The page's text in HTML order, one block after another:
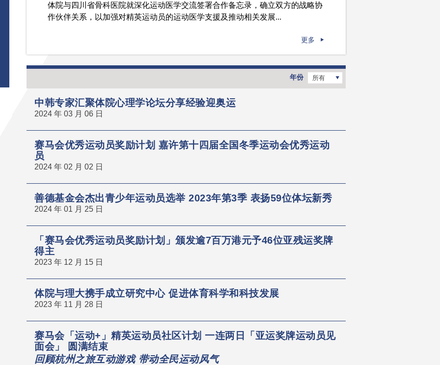
体院与四川省骨科医院就深化运动医学交流签署合作备忘录，确立双方的战略协
作伙伴关系，以加强对精英运动员的运动医学支援及推动相关发展...
更多
年份 所有
中韩专家汇聚体院心理学论坛分享经验迎奥运
2024 年 03 月 06 日
赛马会优秀运动员奖励计划 嘉许第十四届全国冬季运动会优秀运动
员
2024 年 02 月 02 日
善德基金会杰出青少年运动员选举 2023年第3季 表扬59位体坛新秀
2024 年 01 月 25 日
「赛马会优秀运动员奖励计划」颁发逾7百万港元予46位亚残运奖牌
得主
2023 年 12 月 15 日
体院与理大携手成立研究中心 促进体育科学和科技发展
2023 年 11 月 28 日
赛马会「运动+」精英运动员社区计划 一连两日「亚运奖牌运动员见
面会」 圆满结束
回顾杭州之旅互动游戏 带动全民运动风气